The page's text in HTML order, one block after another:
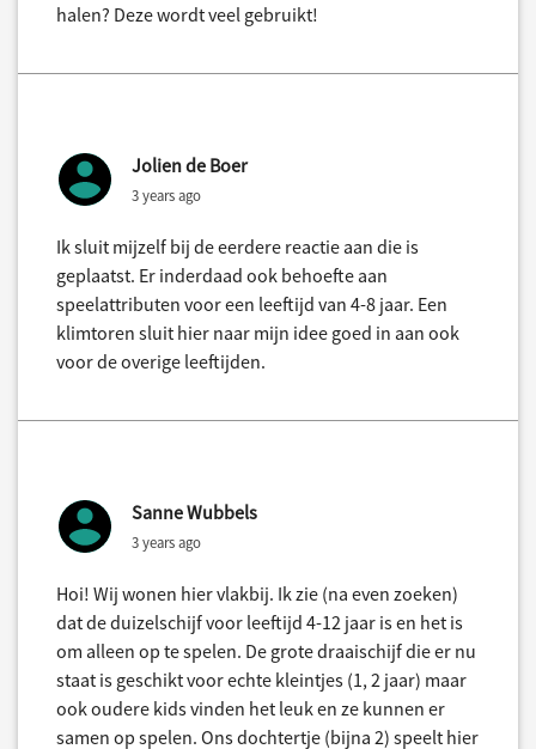
halen? Deze wordt veel gebruikt!
Jolien de Boer
3 years ago
Ik sluit mijzelf bij de eerdere reactie aan die is
geplaatst. Er inderdaad ook behoefte aan
speelattributen voor een leeftijd van 4-8 jaar. Een
klimtoren sluit hier naar mijn idee goed in aan ook
voor de overige leeftijden.
Sanne Wubbels
3 years ago
Hoi! Wij wonen hier vlakbij. Ik zie (na even zoeken)
dat de duizelschijf voor leeftijd 4-12 jaar is en het is
om alleen op te spelen. De grote draaischijf die er nu
staat is geschikt voor echte kleintjes (1, 2 jaar) maar
ook oudere kids vinden het leuk en ze kunnen er
samen op spelen. Ons dochtertje (bijna 2) speelt hier